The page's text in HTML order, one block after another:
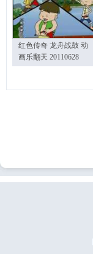
红色传奇 龙舟战鼓 动
画乐翻天 20110628